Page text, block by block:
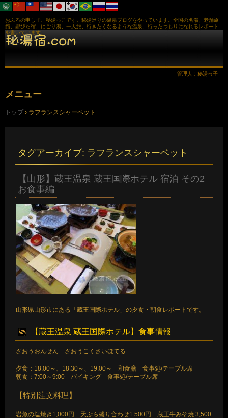
おふろの申し子、秘湯っこです。秘湯巡りの温泉ブログをやっています。全国の名湯、老舗旅
館、鄙びた宿、にごり湯、一人旅、行きたくなるような温泉、行ったつもりになれるレポート
を書いています。
管理人：秘湯っ子
メニュー
ン
トップ › ラフランスシャーベット
タグアーカイブ: ラフランスシャーベット
【山形】蔵王温泉 蔵王国際ホテル 宿泊 その2
お食事編
山形県山形市にある「蔵王国際ホテル」の夕食・朝食レポートです。
【蔵王温泉 蔵王国際ホテル】食事情報
ざおうおんせん ざおうこくさいほてる
夕食：18:00～、18.30～、19:00～ 和食膳 食事処/テーブル席
朝食：7:00～9:00 バイキング 食事処/テーブル席
【特別注文料理】
岩魚の塩焼き1,000円 天ぷら盛り合わせ1.500円 蔵王牛みそ焼 3,500